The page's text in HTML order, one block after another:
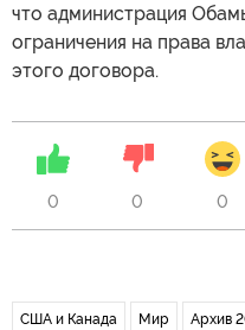
что администрация
ограничения на права
этого договора.
0 0 0
США и Канада Мир Архив